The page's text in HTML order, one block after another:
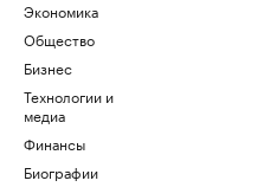
Экономика
Общество
Бизнес
Технологии и
медиа
Финансы
Биографии